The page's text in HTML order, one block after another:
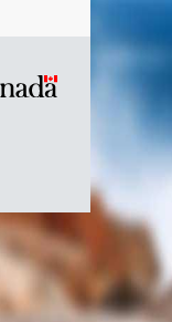
Symbole
du
Canada